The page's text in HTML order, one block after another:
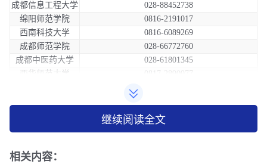
成都信息工程大学
028-88452738
绵阳师范学院
0816-2191017
西南科技大学
0816-6089269
成都师范学院
028-66772760
成都中医药大学
028-61801345
西华师范大学
0817-2890977
028-87729086
学院
继续阅读全文
相关内容：